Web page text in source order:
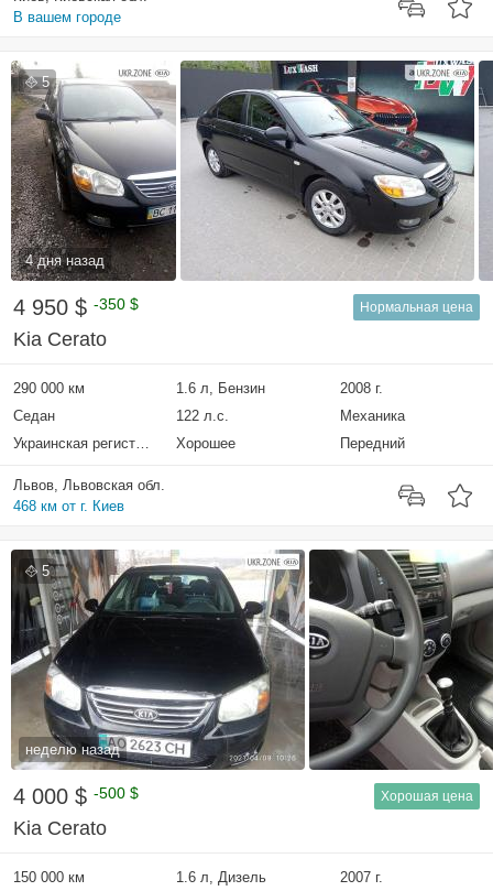
В вашем городе
5
4 дня назад
4 950 $ -350 $ Нормальная цена
Kia Cerato
290 000 км 1.6 л, Бензин
2008 г.
Седан
122 л.с.
Механика
Украинская регистрация
Хорошее Передний
Львов, Львовская обл.
468 км от г. Киев
5
неделю назад
4 000 $ -500 $ Хорошая цена
Kia Cerato
150 000 км 1.6 л, Дизель
2007 г.